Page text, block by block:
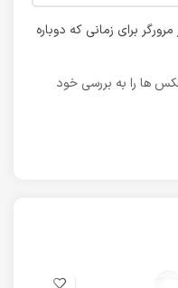
برای زمانی که دوباره
ها را به بررسی خود